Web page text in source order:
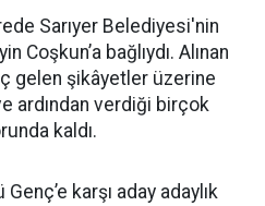
Sarıyer Belediyesi'nin
Coşkun’a bağlıydı. Alınan
gelen şikâyetler üzerine
ardından verdiği birçok
kaldı.
karşı aday adaylık